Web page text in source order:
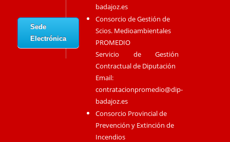
Sede
Electrónica
badajoz.es
Consorcio de Gestión de
Scios. Medioambientales
PROMEDIO
Servicio de Gestión
Contractual de Diputación
Email:
contratacionpromedio@dip-
badajoz.es
Consorcio Provincial de
Prevención y Extinción de
Incendios